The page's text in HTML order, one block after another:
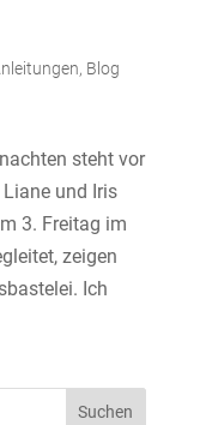
, Blog
steht vor
und Iris
3. Freitag im
zeigen
Ich